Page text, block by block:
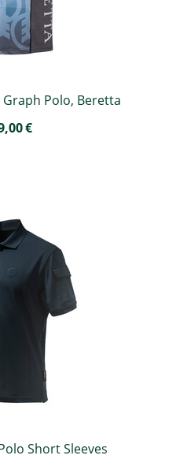
Polo, Beretta
€
Short Sleeves